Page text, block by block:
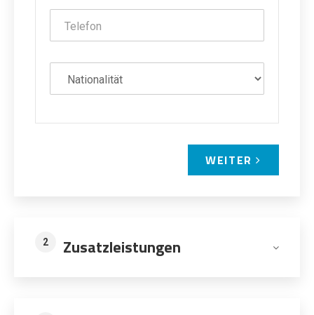
WEITER
2 Zusatzleistungen